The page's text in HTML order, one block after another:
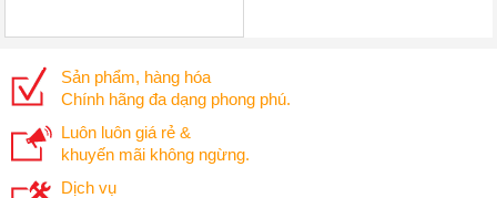
Sản phẩm, hàng hóa
Chính hãng đa dạng phong phú.
Luôn luôn giá rẻ &
khuyến mãi không ngừng.
Dịch vụ